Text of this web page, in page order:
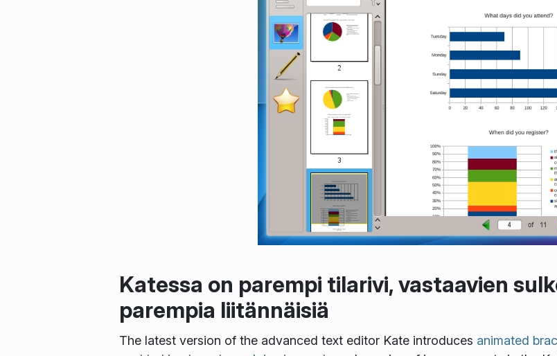
Katessa on parempi tilarivi, vastaavien
parempia liitännäisiä
The latest version of the advanced text editor Kate introduces animated